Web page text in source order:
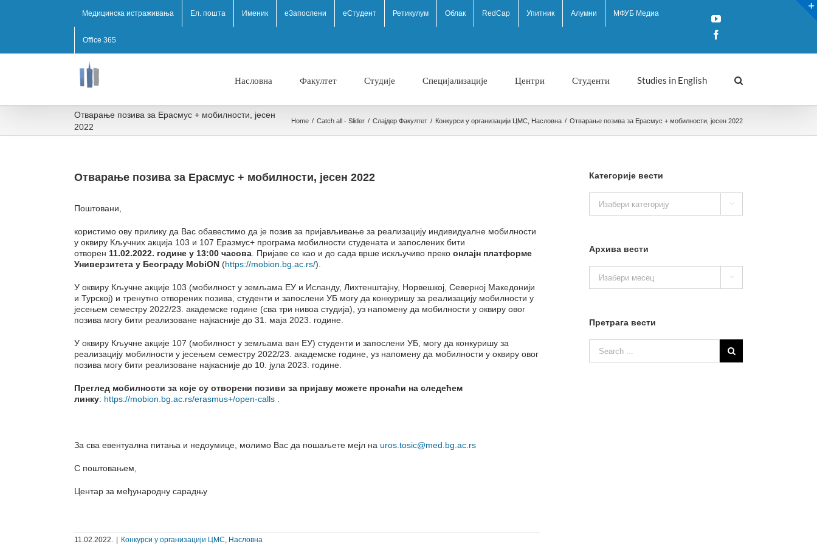
Медицинска истраживања Ел. пошта Именик eЗапослени еСтудент Ретикулум Облак RedCap Упитник Алумни МФУБ Медиа
Office 365
YouTube
Насловна Факултет Студије Специјализације Центри Студенти Studies in English
Отварање позива за Ерасмус + мобилности, јесен
2022
Home / Catch all - Slider / Слајдер Факултет / Конкурси у организацији ЦМС Насловна / Отварање позива за Ерасмус + мобилности, јесен 2022
Отварање позива за Ерасмус + мобилности, јесен 2022
Поштовани,
користимо ову прилику да Вас обавестимо да je позив за пријављивање за реализацију индивидуалне мобилности
у оквиру Кључних акција 103 и 107 Еразмус+ програма мобилности студената и запослених бити
отворен 11.02.2022. године у 13:00 часова . Пријаве се као и до сада врше искључиво преко онлајн платформе
Универзитета у Београду MobiON (https://mobion.bg.ac.rs/).
У оквиру Кључне акције 103 (мобилност у земљама ЕУ и Исланду, Лихтенштајну, Норвешкој, Северној Македонији
и Турској) и тренутно отворених позива, студенти и запослени УБ могу да конкуришу за реализацију мобилности у
јесењем семестру 2022/23. академске године (сва три нивоа студија), уз напомену да мобилности у оквиру овог
позива могу бити реализоване најкасније до 31. маја 2023. године.
У оквиру Кључне акције 107 (мобилност у земљама ван ЕУ) студенти и запослени УБ, могу да конкуришу за
реализацију мобилности у јесењем семестру 2022/23. академске године, уз напомену да мобилности у оквиру овог
позива могу бити реализоване најкасније до 10. јула 2023. године.
Преглед мобилности за које су отворени позиви за пријаву можете пронаћи на следећем
линку: https://mobion.bg.ac.rs/erasmus+/open-calls
За сва евентуална питања и недоумице, молимо Вас да пошаљете мејл на uros.tosic@med.bg.ac.rs
С поштовањем,
Центар за међународну сарадњу
11.02.2022. Конкурси у организацији ЦМС, Насловна
Категорије вести
вести

Архива вести
вести

Претрага вести